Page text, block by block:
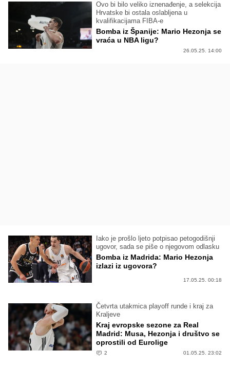
Ovo bi bilo veliko iznenađenje, a selekcija
Hrvatske bi ostala oslabljena u
kvalifikacijama FIBA-e
Bomba iz Španije: Mario Hezonja se
vraća u NBA ligu?
26.05.25. 14:00
Iako je prošlo ljeto potpisao petogodišnji
ugovor, sada se piše o njegovom odlasku
Bomba iz Madrida: Mario Hezonja
izlazi iz ugovora?
17.05.25. 00:18
Četvrta utakmica playoff runde i kraj za
Kraljeve
Kraj evropske sezone za Real
Madrid: Musa, Hezonja i društvo se
oprostili od Eurolige
2 01.05.25. 23:02